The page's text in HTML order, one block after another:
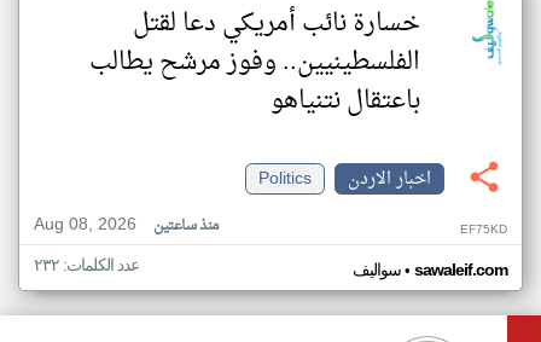
خسارة نائب أمريكي دعا لقتل
الفلسطينيين.. وفوز مرشح يطالب
باعتقال نتنياهو
اخبار الاردن
Politics
Aug 08, 2026
منذ ساعتين EF75KD
سواليف• sawaleif.com عدد الكلمات: ٢٣٢